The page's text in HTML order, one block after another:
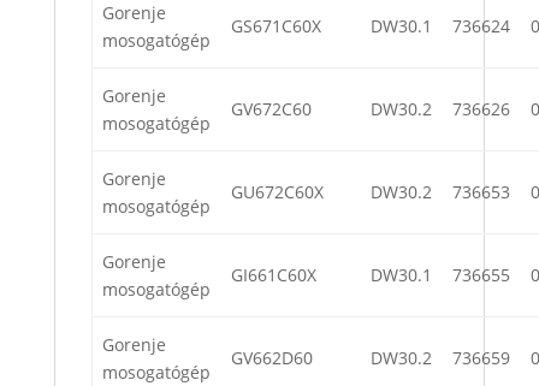
Gorenje
mosogatógép
GS671C60X DW30.1 736624
Gorenje
mosogatógép
GV672C60 DW30.2 736626
Gorenje
mosogatógép
GU672C60X DW30.2 736653
Gorenje
mosogatógép
GI661C60X DW30.1 736655
Gorenje
mosogatógép
GV662D60 DW30.2 736659